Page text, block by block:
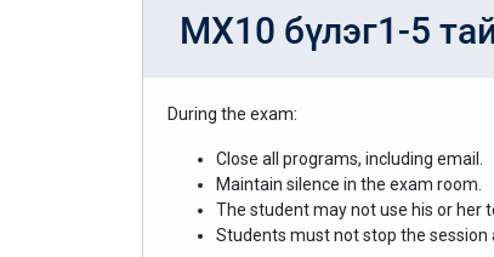
МХ10 бүлэг1-5
During the exam:
Close all programs, including email.
Maintain silence in the exam room.
The student may not use his or her
Students must not stop the session